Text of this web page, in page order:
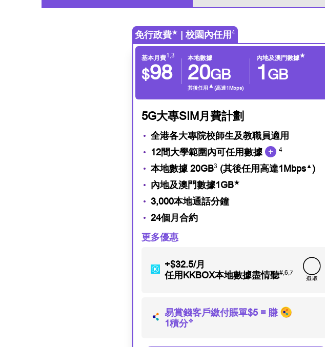
免行政費★ | 校園內任用4
基本月費1,3
$98
本地數據
20GB
其後任用 ▲ (高達1Mbps)
內地及澳門數據★
1 GB
5G大專SIM月費計劃
全港各大專院校師生及教職員適用
12間大學範圍內可任用數據
4
本地數據 20GB3 (其後任用高達1Mbps▲)
內地及澳門數據1GB★
3,000本地通話分鐘
24個月合約
更多優惠
+$32.5/月
任用KKBOX本地數據盡情聽#,6,7
易賞錢客戶繳付賬單$5 = 賺
1積分❖